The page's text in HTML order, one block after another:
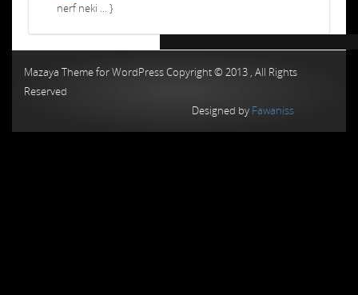
nerf neki ... }
Mazaya Theme for WordPress Copyright © 2013 , All Rights
Reserved
Designed by Fawaniss